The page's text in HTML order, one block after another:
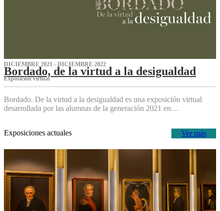
DICIEMBRE 2021 - DICIEMBRE 2022
Bordado, de la virtud a la desigualdad
Exposición virtual‌
Bordado. De la virtud a la desigualdad es una exposición virtual
desarrollada por las alumnas de la generación 2021 en…
Ver más
Exposiciones actuales